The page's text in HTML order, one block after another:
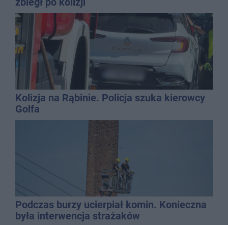
Kolizja na Rąbinie. Policja szuka kierowcy
Golfa
Podczas burzy ucierpiał komin. Konieczna
była interwencja strażaków